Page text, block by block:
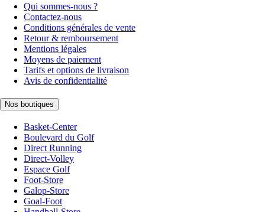
Qui sommes-nous ?
Contactez-nous
Conditions générales de vente
Retour & remboursement
Mentions légales
Moyens de paiement
Tarifs et options de livraison
Avis de confidentialité
Nos boutiques
Basket-Center
Boulevard du Golf
Direct Running
Direct-Volley
Espace Golf
Foot-Store
Galop-Store
Goal-Foot